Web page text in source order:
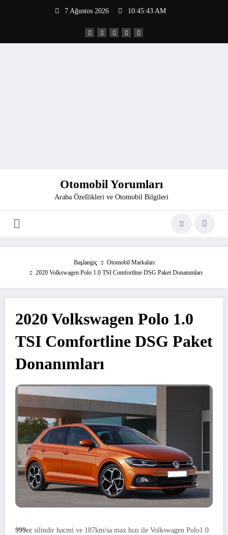
7 Ağustos 2026 10:45:44 AM
Otomobil Yorumları
Araba Özellikleri ve Otomobil Bilgileri
Başlangıç
Otomobil Markaları
2020 Volkswagen Polo 1.0 TSI Comfortline DSG Paket Donanımları
2020 Volkswagen Polo 1.0
TSI Comfortline DSG Paket
Donanımları
999cc silindir hacmi ve 187km/sa max hızı ile Volkswagen Polo1.0